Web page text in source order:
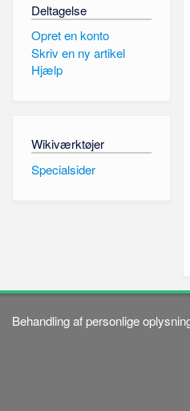
Deltagelse
Opret en konto
Skriv en ny artikel
Hjælp
Wikiværktøjer
Specialsider
Behandling af personlige